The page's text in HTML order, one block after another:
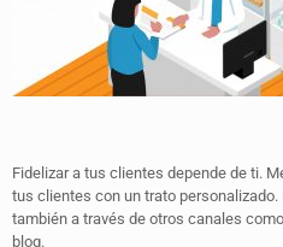
Fidelizar a tus clientes depende de ti.
tus clientes con un trato personalizado.
también a través de otros canales
blog.